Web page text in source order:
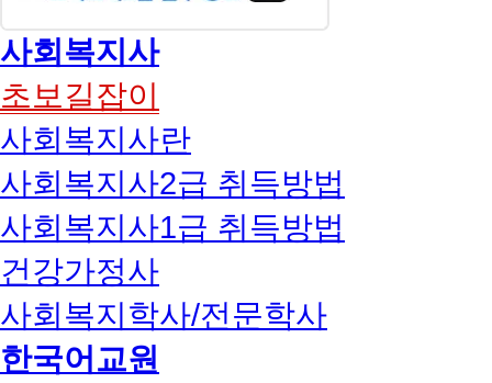
사회복지사
초보길잡이
사회복지사란
사회복지사2급 취득방법
사회복지사1급 취득방법
건강가정사
사회복지학사/전문학사
한국어교원